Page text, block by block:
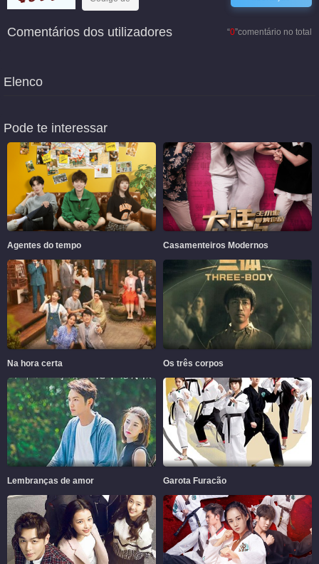
“0”comentário no total
Comentários dos utilizadores
Elenco
Pode te interessar
Agentes do tempo Casamenteiros Modernos
Na hora certa Os três corpos
Lembranças de amor Garota Furacão